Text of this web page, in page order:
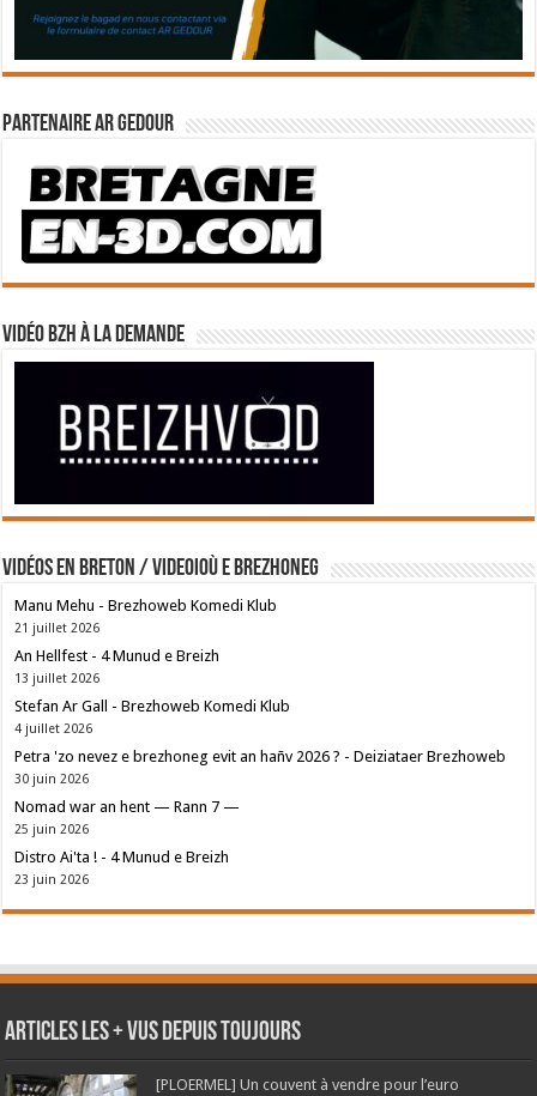
Partenaire Ar Gedour
Vidéo BZH à la demande
Vidéos en breton / Videoioù e brezhoneg
Manu Mehu - Brezhoweb Komedi Klub
21 juillet 2026
An Hellfest - 4 Munud e Breizh
13 juillet 2026
Stefan Ar Gall - Brezhoweb Komedi Klub
4 juillet 2026
Petra 'zo nevez e brezhoneg evit an hañv 2026 ? - Deiziataer Brezhoweb
30 juin 2026
Nomad war an hent — Rann 7 —
25 juin 2026
Distro Ai'ta ! - 4 Munud e Breizh
23 juin 2026
Articles les + vus depuis toujours
[PLOERMEL] Un couvent à vendre pour l’euro